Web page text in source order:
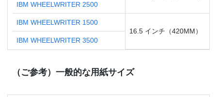
IBM WHEELWRITER 2500
IBM WHEELWRITER 1500
16.5 インチ（420MM）
IBM WHEELWRITER 3500
（ご参考）一般的な用紙サイズ